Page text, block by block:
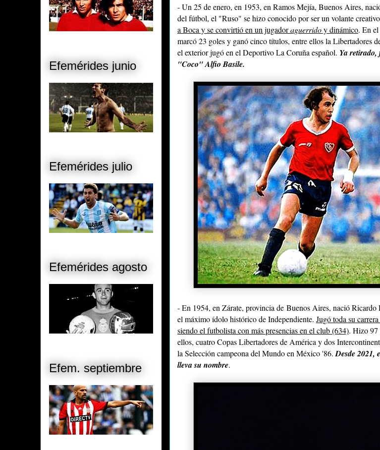
- Un 25 de enero, en 1953, en Ramos Mejía, Buenos Aires,
del fútbol, el "Ruso" se hizo conocido por ser un volante
a Boca y se convirtió en un jugadoraguerridoy dinámico. En
marcó 23 goles y ganó cinco títulos, entre ellos la Libertadores
el exterior jugó en el Deportivo La Coruña español. Ya retirado,
"Coco" Alfio Basile.
- En 1954, en Zárate, provincia de Buenos Aires, nació Ricardo
el máximo ídolo histórico de Independiente. Jugó toda su
siendo el futbolista con más presencias en el club (634). Hizo 97
ellos, cuatro Copas Libertadores de América y dos
la Selección campeona del Mundo en México '86. Desde 2021,
lleva su nombre.
Efemérides junio
Efemérides julio
Efemérides agosto
Efem. septiembre